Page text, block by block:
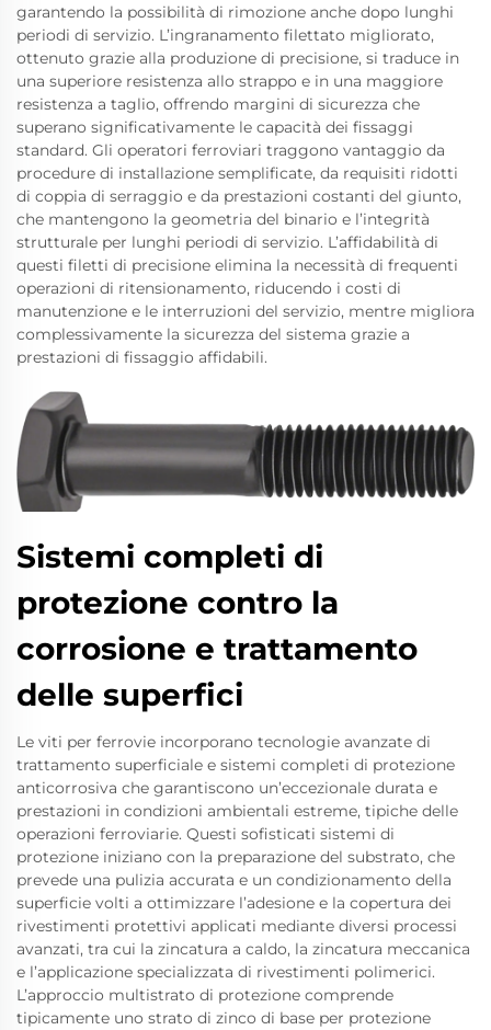
garantendo la possibilità di rimozione anche dopo lunghi
periodi di servizio. L’ingranamento filettato migliorato,
ottenuto grazie alla produzione di precisione, si traduce in
una superiore resistenza allo strappo e in una maggiore
resistenza a taglio, offrendo margini di sicurezza che
superano significativamente le capacità dei fissaggi
standard. Gli operatori ferroviari traggono vantaggio da
procedure di installazione semplificate, da requisiti ridotti
di coppia di serraggio e da prestazioni costanti del giunto,
che mantengono la geometria del binario e l’integrità
strutturale per lunghi periodi di servizio. L’affidabilità di
questi filetti di precisione elimina la necessità di frequenti
operazioni di ritensionamento, riducendo i costi di
manutenzione e le interruzioni del servizio, mentre migliora
complessivamente la sicurezza del sistema grazie a
prestazioni di fissaggio affidabili.
Sistemi completi di
protezione contro la
corrosione e trattamento
delle superfici
Le viti per ferrovie incorporano tecnologie avanzate di
trattamento superficiale e sistemi completi di protezione
anticorrosiva che garantiscono un’eccezionale durata e
prestazioni in condizioni ambientali estreme, tipiche delle
operazioni ferroviarie. Questi sofisticati sistemi di
protezione iniziano con la preparazione del substrato, che
prevede una pulizia accurata e un condizionamento della
superficie volti a ottimizzare l’adesione e la copertura dei
rivestimenti protettivi applicati mediante diversi processi
avanzati, tra cui la zincatura a caldo, la zincatura meccanica
e l’applicazione specializzata di rivestimenti polimerici.
L’approccio multistrato di protezione comprende
tipicamente uno strato di zinco di base per protezione